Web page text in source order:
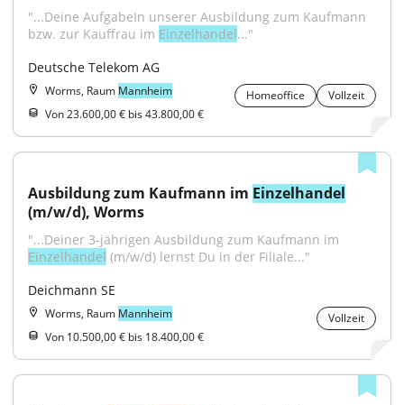
"...Deine AufgabeIn unserer Ausbildung zum Kaufmann
bzw. zur Kauffrau im Einzelhandel..."
Deutsche Telekom AG
Worms, Raum Mannheim Homeoffice
Vollzeit
Von 23.600,00 € bis 43.800,00 €
Ausbildung zum Kaufmann im Einzelhandel
(m/w/d), Worms
Einzelhandel (m/w/d) lernst Du in der Filiale..."
Deichmann SE
Worms, Raum Mannheim
Vollzeit
Von 10.500,00 € bis 18.400,00 €